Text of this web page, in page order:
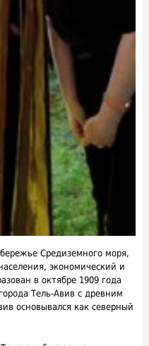
Средиземного моря,
экономический и
в октябре 1909 года
Тель-Авив с древним
основывался как северный